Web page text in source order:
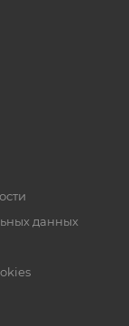
данных